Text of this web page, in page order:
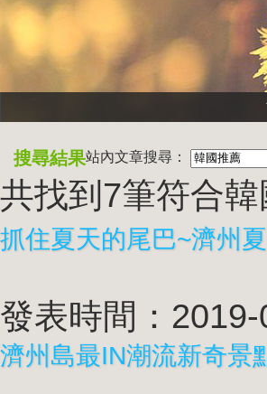
搜尋結果站內文章搜尋：
共找到7筆符合
抓住夏天的尾巴~濟州
發表時間：
濟州島最IN潮流新奇景